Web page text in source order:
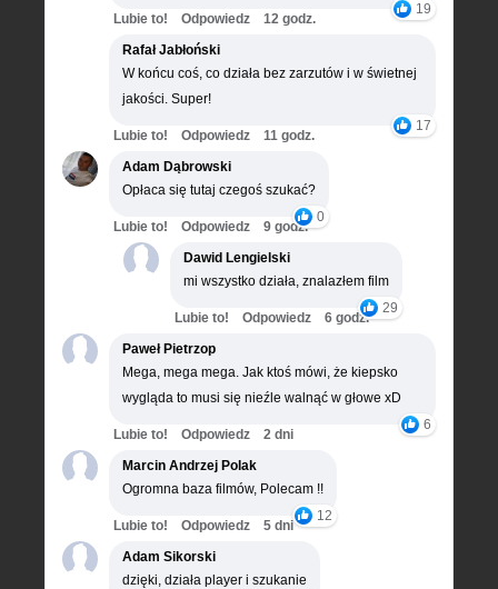
19
Lubie to! Odpowiedz
12 godz.
Rafał Jabłoński
W końcu coś, co działa bez zarzutów i w świetnej
jakości. Super!
17
Lubie to! Odpowiedz
11 godz.
Adam Dąbrowski
Opłaca się tutaj czegoś szukać?
0
Lubie to! Odpowiedz
9 godz.
Dawid Lengielski
mi wszystko działa, znalazłem film
29
Lubie to! Odpowiedz
6 godz.
Paweł Pietrzop
Mega, mega mega. Jak ktoś mówi, że kiepsko
wygląda to musi się nieźle walnąć w głowe xD
6
Lubie to! Odpowiedz
2 dni
Marcin Andrzej Polak
Ogromna baza filmów, Polecam !!
12
Lubie to! Odpowiedz
5 dni
Adam Sikorski
dzięki, działa player i szukanie